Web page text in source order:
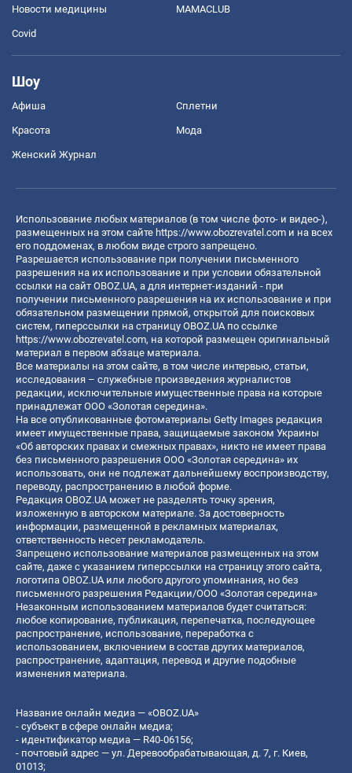
Новости медицины MAMACLUB
Covid
Шоу
Афиша Сплетни
Красота Мода
Женский Журнал
Использование любых материалов (в том числе фото- и видео-),
размещенных на этом сайте https://www.obozrevatel.com и на всех
его поддоменах, в любом виде строго запрещено.
Разрешается использование при получении письменного
разрешения на их использование и при условии обязательной
ссылки на сайт OBOZ.UA, а для интернет-изданий - при
получении письменного разрешения на их использование и при
обязательном размещении прямой, открытой для поисковых
систем, гиперссылки на страницу OBOZ.UA по ссылке
https://www.obozrevatel.com, на которой размещен оригинальный
материал в первом абзаце материала.
Все материалы на этом сайте, в том числе интервью, статьи,
исследования – служебные произведения журналистов
редакции, исключительные имущественные права на которые
принадлежат ООО «Золотая середина».
На все опубликованные фотоматериалы Getty Images редакция
имеет имущественные права, защищаемые законом Украины
«Об авторских правах и смежных правах», никто не имеет права
без письменного разрешения ООО «Золотая середина» их
использовать, они не подлежат дальнейшему воспроизводству,
переводу, распространению в любой форме.
Редакция OBOZ.UA может не разделять точку зрения,
изложенную в авторском материале. За достоверность
информации, размещенной в рекламных материалах,
ответственность несет рекламодатель.
Запрещено использование материалов размещенных на этом
сайте, даже с указанием гиперссылки на страницу этого сайта,
логотипа OBOZ.UA или любого другого упоминания, но без
письменного разрешения Редакции/ООО «Золотая середина»
Незаконным использованием материалов будет считаться:
любое копирование, публикация, перепечатка, последующее
распространение, использование, переработка с
использованием, включением в состав других материалов,
распространение, адаптация, перевод и другие подобные
изменения материала.
Название онлайн медиа — «OBOZ.UA»
- субъект в сфере онлайн медиа;
- идентификатор медиа — R40-06156;
- почтовый адрес — ул. Деревообрабатывающая, д. 7, г. Киев,
01013;